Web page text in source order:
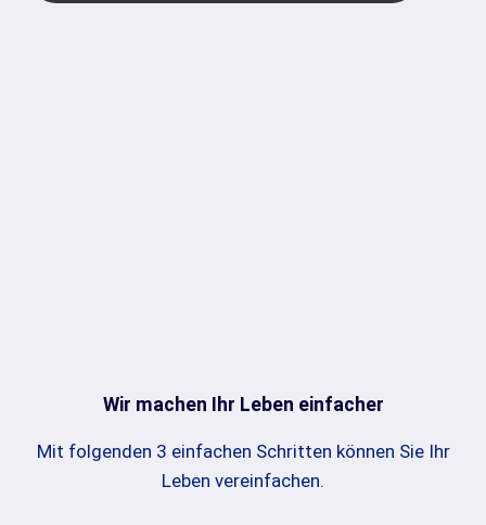
Wir machen Ihr Leben einfacher
Mit folgenden 3 einfachen Schritten können Sie Ihr
Leben vereinfachen.